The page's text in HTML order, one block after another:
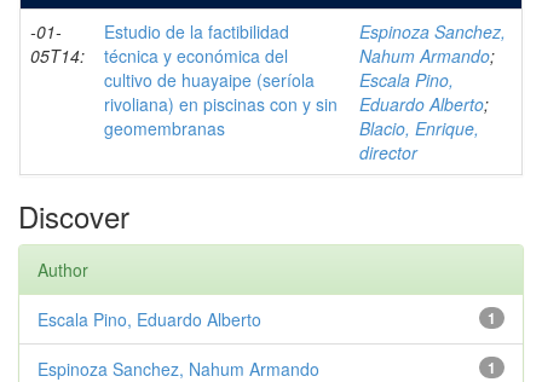
-01-
05T14:
Estudio de la factibilidad
técnica y económica del
cultivo de huayaipe (seríola
rivoliana) en piscinas con y sin
geomembranas
Espinoza Sanchez,
Nahum Armando;
Escala Pino,
Eduardo Alberto;
Blacio, Enrique,
director
Discover
Author
1
Escala Pino, Eduardo Alberto
1
Espinoza Sanchez, Nahum Armando